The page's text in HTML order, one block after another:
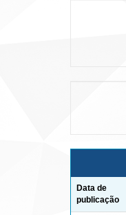
Data de
publicação